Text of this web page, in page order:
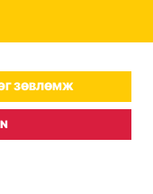
ЗӨВЛӨМЖ